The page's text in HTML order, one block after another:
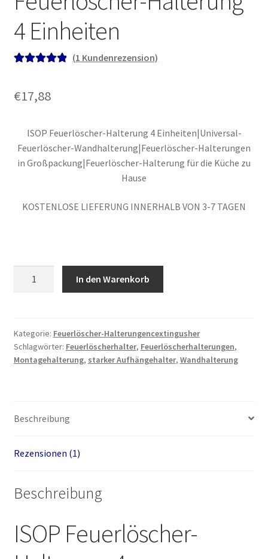
4 Einheiten
basierend auf
rtung
(1 Kundenrezension)
€17,88
ISOP Feuerlöscher-Halterung 4 Einheiten|Universal-
Feuerlöscher-Wandhalterung|Feuerlöscher-Halterungen
in Großpackung|Feuerlöscher-Halterung für die Küche zu
Hause
KOSTENLOSE LIEFERUNG INNERHALB VON 3-7 TAGEN
Menge
In den Warenkorb
Kategorie: Feuerlöscher-Halterungencextingusher
Schlagwörter: Feuerlöscherhalter, Feuerlöscherhalterungen,
Montagehalterung, starker Aufhängehalter, Wandhalterung
Beschreibung
Rezensionen (1)
Beschreibung
ISOP Feuerlöscher-